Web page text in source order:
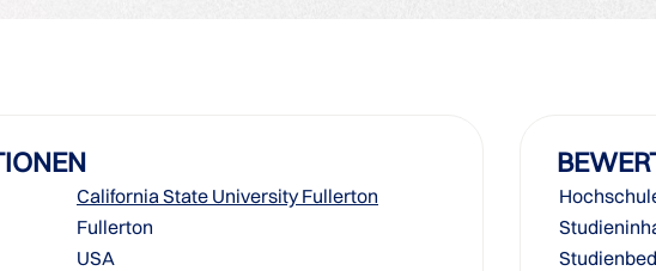
California State University Fullerton
Fullerton
USA